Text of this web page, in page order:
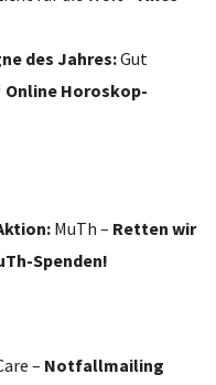
des Jahres:Gut
Online Horoskop-
MuTh – Retten wir
Spenden!
– Notfallmailing